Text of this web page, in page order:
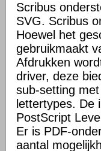
Scribus
SVG. Scribus
Hoewel het
gebruikmaakt
Afdrukken
driver, deze
sub-setting
lettertypes. De
PostScript
Er is PDF-
aantal